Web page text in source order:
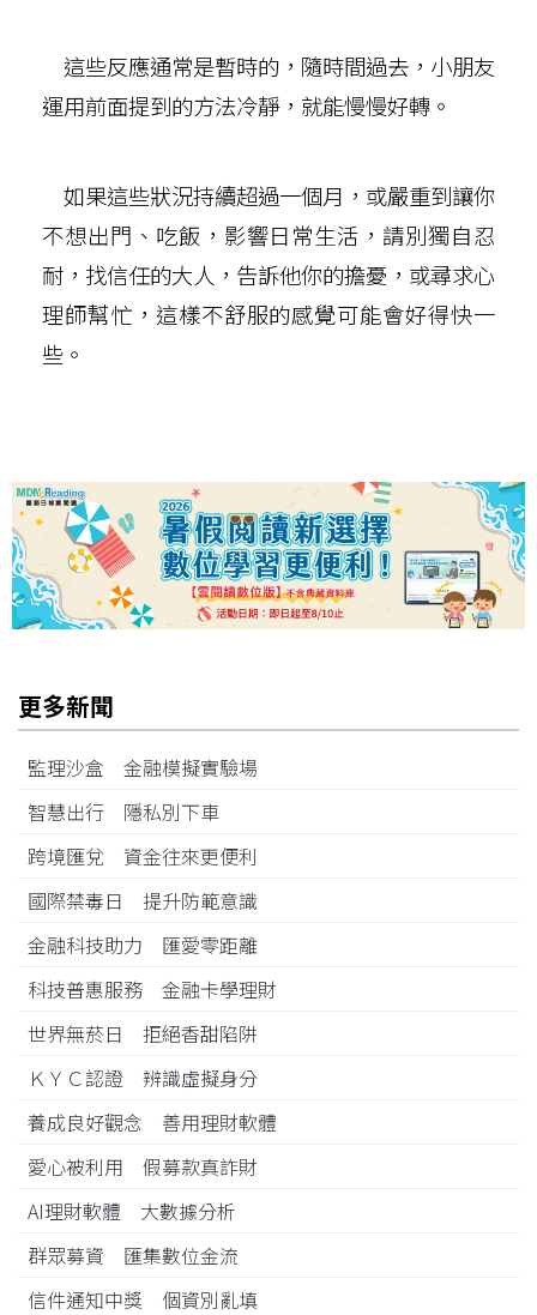
這些反應通常是暫時的，隨時間過去，小朋友
運用前面提到的方法冷靜，就能慢慢好轉。
如果這些狀況持續超過一個月，或嚴重到讓你
不想出門、吃飯，影響日常生活，請別獨自忍
耐，找信任的大人，告訴他你的擔憂，或尋求心
理師幫忙，這樣不舒服的感覺可能會好得快一
些。
更多新聞
監理沙盒 金融模擬實驗場
智慧出行 隱私別下車
跨境匯兌 資金往來更便利
國際禁毒日 提升防範意識
金融科技助力 匯愛零距離
科技普惠服務 金融卡學理財
世界無菸日 拒絕香甜陷阱
ＫＹＣ認證 辨識虛擬身分
養成良好觀念 善用理財軟體
愛心被利用 假募款真詐財
AI理財軟體 大數據分析
群眾募資 匯集數位金流
信件通知中獎 個資別亂填